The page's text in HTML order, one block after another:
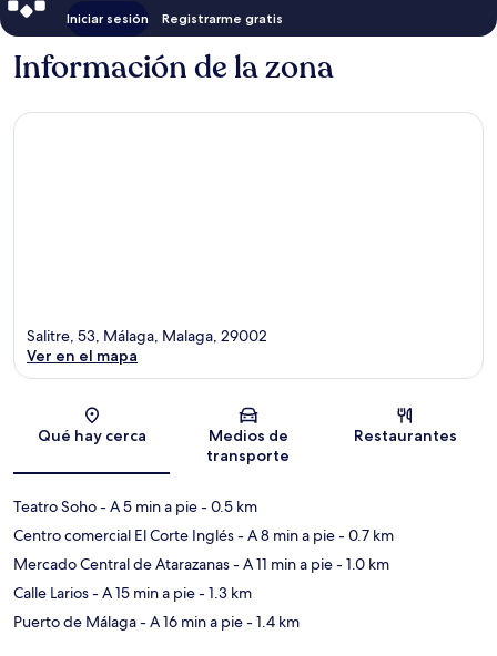
Iniciar sesión Registrarme gratis
Información de la zona
Sección del mapa
Salitre, 53, Málaga, Malaga, 29002
Ver en el mapa
Qué hay cerca
Medios de
transporte
Restaurantes
Teatro Soho- A 5 min a pie- 0.5 km
Centro comercial El Corte Inglés- A 8 min a pie- 0.7 km
Mercado Central de Atarazanas- A 11 min a pie- 1.0 km
Calle Larios- A 15 min a pie- 1.3 km
Puerto de Málaga- A 16 min a pie- 1.4 km